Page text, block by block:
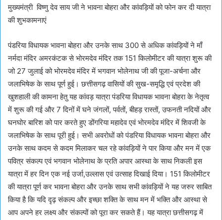
मुख्यमंत्री विष्णु देव साय जी ने भावना बोहरा और कांवड़ियों को फोन कर दी यात्रा
की शुभकामनाएं
पंडरिया विधायक भावना बोहरा और उनके साथ 300 से अधिक कांवड़ियों ने माँ
नर्मदा मंदिर अमरकंटक से भोरमदेव मंदिर तक 151 किलोमीटर की यात्रा शुरू की
जो 27 जुलाई को भोरमदेव मंदिर में भगवान भोलेनाथ जी की पूजा-अर्चना और
जलाभिषेक के साथ पूर्ण हुई। छत्तीसगढ़ वासियों की सुख-समृद्धि एवं प्रदेश की
खुशहाली की कामना हेतु यह कांवड़ यात्रा पंडरिया विधायक भावना बोहरा के नेतृत्व
में शुरू की गई और 7 दिनों में घने जंगलों, पर्वतों, बीहड़ रास्तों, उफनती नदियों और
घनघोर बारिश को पार करते हुए डोंगरिया महादेव एवं भोरमदेव मंदिर में शिवजी के
जलाभिषेक के साथ पूरी हुई। सभी अवरोधों को पंडरिया विधायक भावना बोहरा और
उनके साथ कदम से कदम मिलाकर चल रहे कांवड़ियों ने पार किया और मन में एक
पवित्र संकल्प एवं भगवान भोलेनाथ के प्रति अपार आस्था के साथ निकली इस
यात्रा में हर दिन एक नई उर्जा,उल्लास एवं उत्साह दिखाई दिया। 151 किलोमीटर
की यात्रा पूर्ण कर भावना बोहरा और उनके साथ सभी कांवड़ियों ने यह जरुर साबित
किया है कि यदि दृढ़ संकल्प और इच्छा शक्ति के साथ मन में भक्ति और आस्था से
आप अपने हर लक्ष्य और संकल्पों को पूरा कर सकते हैं। यह यात्रा छत्तीसगढ़ में